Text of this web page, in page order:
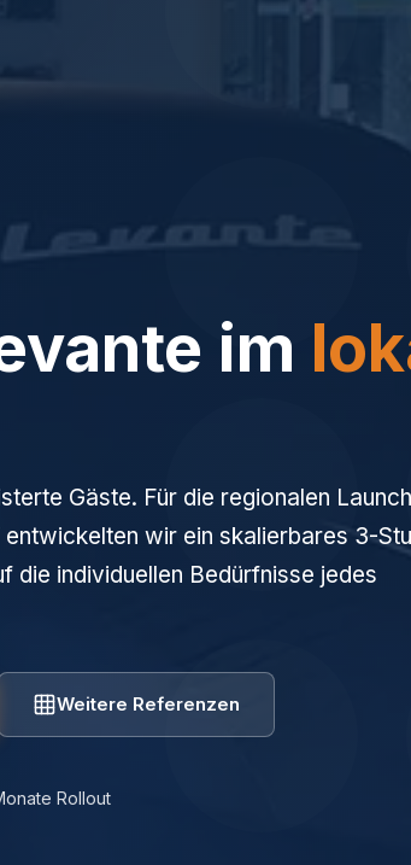
im
Gäste. Für die regionalen Launch
wir ein skalierbares 3-
die individuellen Bedürfnisse jedes
Weitere Referenzen
Rollout